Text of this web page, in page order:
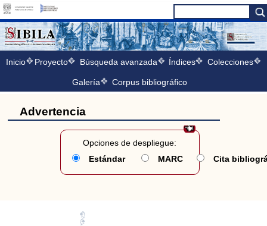
Inicio Proyecto Búsqueda avanzada Índices Colecciones
Galería Corpus bibliográfico
Advertencia
Opciones de despliegue:
Estándar
MARC Cita